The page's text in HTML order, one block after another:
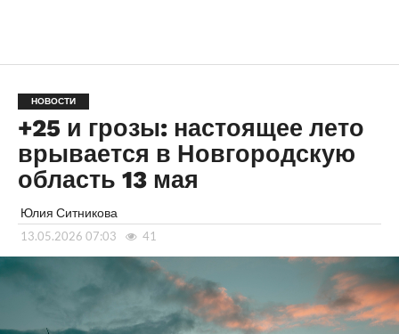
НОВОСТИ
+25 и грозы: настоящее лето
врывается в Новгородскую
область 13 мая
Юлия Ситникова
13.05.2026 07:03 41